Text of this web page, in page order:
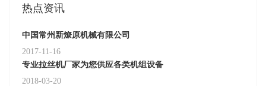
热点资讯
中国常州新燎原机械有限公司
2017-11-16
专业拉丝机厂家为您供应各类机组设备
2018-03-20